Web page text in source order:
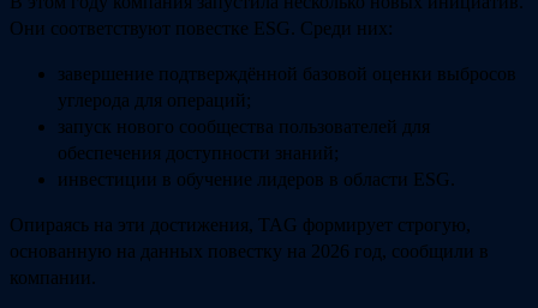
Они соответствуют повестке ESG. Среди них:
завершение подтверждённой базовой оценки выбросов
углерода для операций;
запуск нового сообщества пользователей для
обеспечения доступности знаний;
инвестиции в обучение лидеров в области ESG.
Опираясь на эти достижения, TAG формирует строгую,
основанную на данных повестку на 2026 год, сообщили в
компании.